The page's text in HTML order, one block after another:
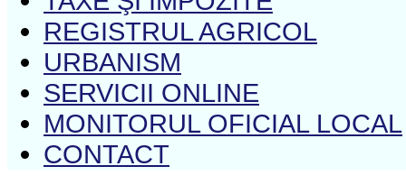
REGISTRUL AGRICOL
URBANISM
SERVICII ONLINE
MONITORUL OFICIAL LOCAL
CONTACT